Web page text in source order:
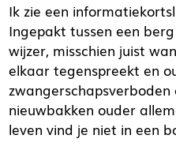
Ik zie een
Ingepakt tussen een
wijzer, misschien juist
elkaar tegenspreekt en
zwangerschapsverboden
nieuwbakken ouder
leven vind je niet in een